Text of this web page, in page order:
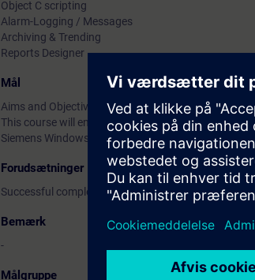
Object C scripting
Alarm-Logging / Messages
Archiving & Trending
Reports Designer
Mål
Aims and Objectives
This course will enable engineering and
Siemens Windows Control Center (WINCC)
Forudsætninger
Successful completion of the ST-7SERV1or ST-
Bemærk
-
Målgruppe